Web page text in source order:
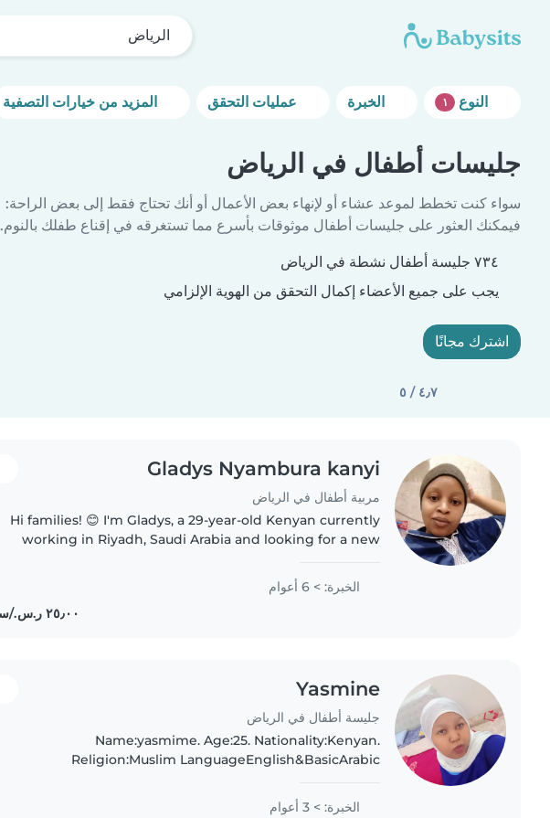
الرياض
١ المزيد من خيارات التصفية
جليسات أطفال في الرياض
سواء كنت تخطط لموعد عشاء أو لإنهاء بعض الأعمال أو أنك تحتاج فقط إلى بعض الراحة:
فيمكنك العثور على جليسات أطفال موثوقات بأسرع مما تستغرقه في إقناع طفلك بالنوم.
٧٣٤ جليسة أطفال نشطة في الرياض
يجب على جميع الأعضاء إكمال التحقق من الهوية الإلزامي
اشترك مجانًا
٤٫٧ / ٥
Gladys Nyambura kanyi
مربية أطفال في الرياض
Hi families! 😊 I'm Gladys, a 29-year-old Kenyan currently
working in Riyadh, Saudi Arabia and looking for a new
experience..
الخبرة: > 6 أعوام
Yasmine
جليسة أطفال في الرياض
Name:yasmime. Age:25. Nationality:Kenyan.
Religion:Muslim LanguageEnglish&BasicArabic
looking for parttime or full time live in..
الخبرة: > 3 أعوام